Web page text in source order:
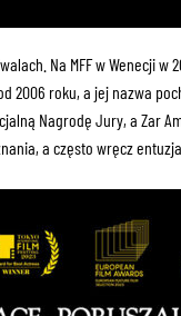
Na MFF w Wenecji w
roku, a jej nazwa
Nagrodę Jury, a Zar
a często wręcz